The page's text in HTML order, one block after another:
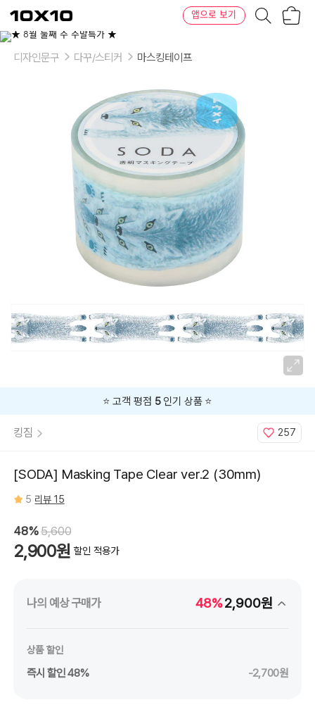
텐
바
텐
앱으로 보기
이
상
디자인문구 다꾸/스티커 마스킹테이프
⭐️ 고객 평점 5인기 상품 ⭐️
킹짐 257
[SODA] Masking Tape Clear ver.2 (30mm)
5 리뷰 15
48%5,600
2,900원 할인 적용가
나의 예상 구매가 48%2,900원
상품 할인
즉시 할인 48% -2,700원